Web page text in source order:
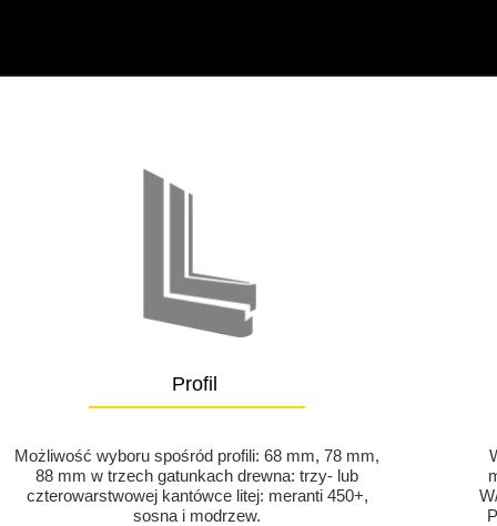
Profil
_____________
Możliwość wyboru spośród profili: 68 mm, 78 mm,
88 mm w trzech gatunkach drewna: trzy- lub
czterowarstwowej kantówce litej: meranti 450+,
sosna i modrzew.